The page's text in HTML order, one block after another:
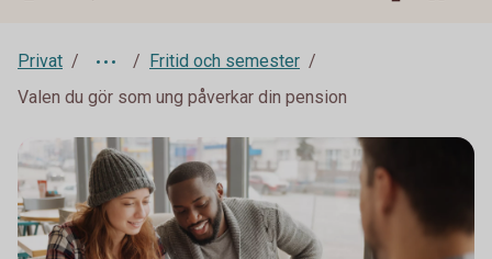
Privat
Fritid och semester
Valen du gör som ung påverkar din pension